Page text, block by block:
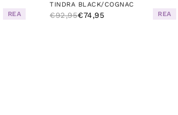
REA
TINDRA BLACK/COGNAC
€92,95€74,95 REA